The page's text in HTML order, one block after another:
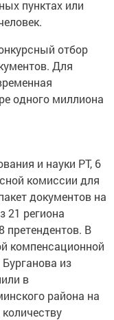
пунктах или
отбор
Для
одного миллиона
и науки РТ, 6
комиссии для
документов на
21 региона
претендентов. В
компенсационной
из
в
района на